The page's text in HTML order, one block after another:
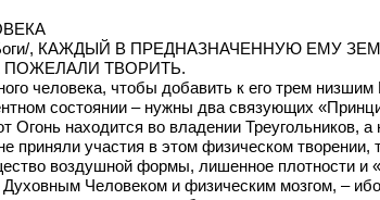
, КАЖДЫЙ В ПРЕДНАЗНАЧЕННУЮ ЕМУ
ПОЖЕЛАЛИ ТВОРИТЬ.
человека, чтобы добавить к его трем
состоянии – нужны два связующих
Огонь находится во владении
приняли участия в этом физическом
воздушной формы, лишенное плотности
Человеком и физическим мозгом, –